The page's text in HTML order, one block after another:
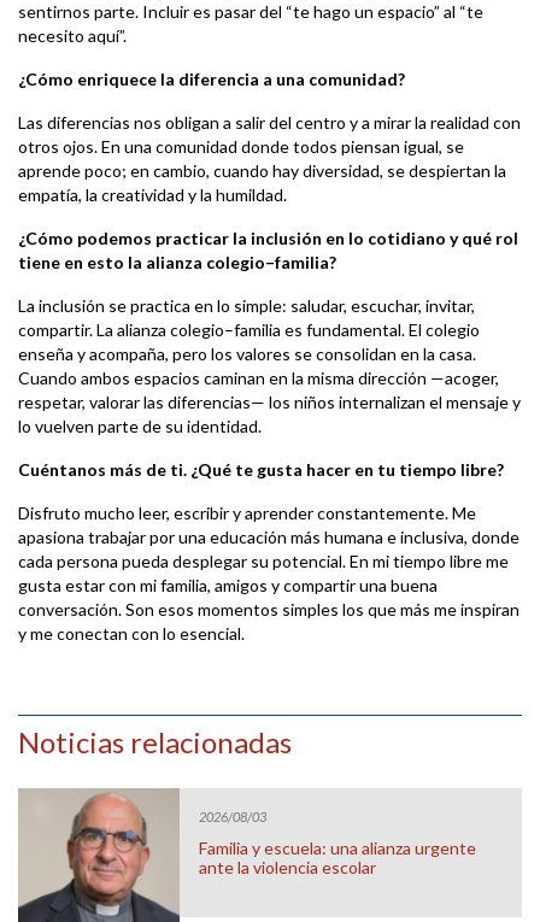
sentirnos parte. Incluir es pasar del “te hago un espacio” al “te
necesito aquí”.
¿Cómo enriquece la diferencia a una comunidad?
Las diferencias nos obligan a salir del centro y a mirar la realidad con
otros ojos. En una comunidad donde todos piensan igual, se
aprende poco; en cambio, cuando hay diversidad, se despiertan la
empatía, la creatividad y la humildad.
¿Cómo podemos practicar la inclusión en lo cotidiano y qué rol
tiene en esto la alianza colegio–familia?
La inclusión se practica en lo simple: saludar, escuchar, invitar,
compartir. La alianza colegio–familia es fundamental. El colegio
enseña y acompaña, pero los valores se consolidan en la casa.
Cuando ambos espacios caminan en la misma dirección —acoger,
respetar, valorar las diferencias— los niños internalizan el mensaje y
lo vuelven parte de su identidad.
Cuéntanos más de ti. ¿Qué te gusta hacer en tu tiempo libre?
Disfruto mucho leer, escribir y aprender constantemente. Me
apasiona trabajar por una educación más humana e inclusiva, donde
cada persona pueda desplegar su potencial. En mi tiempo libre me
gusta estar con mi familia, amigos y compartir una buena
conversación. Son esos momentos simples los que más me inspiran
y me conectan con lo esencial.
Noticias relacionadas
2026/08/03
Familia y escuela: una alianza urgente
ante la violencia escolar